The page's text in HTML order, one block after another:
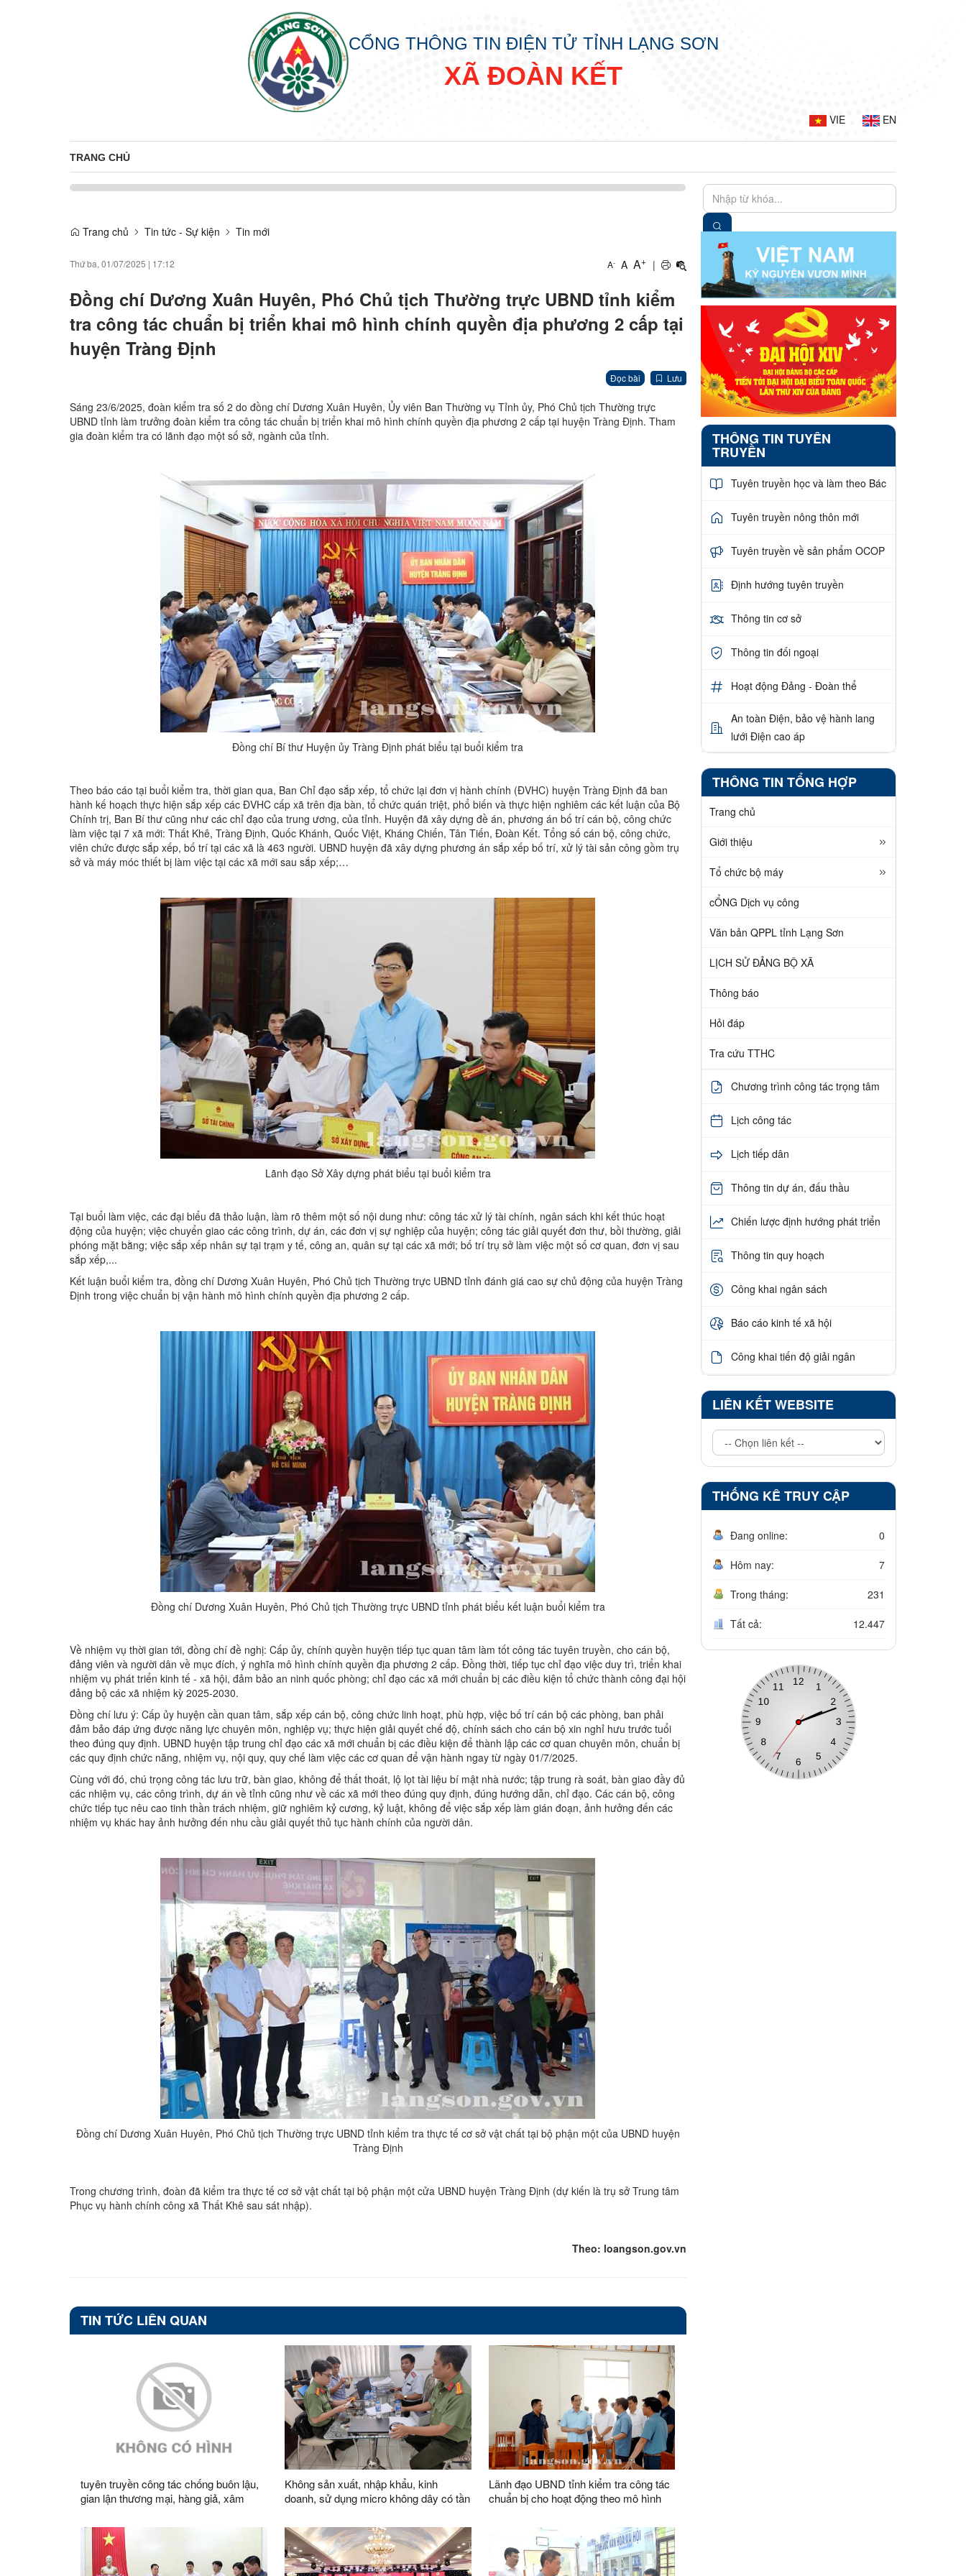
CỔNG THÔNG TIN ĐIỆN TỬ TỈNH LẠNG SƠN
XÃ ĐOÀN KẾT
VIE EN
TRANG CHỦ
Trang chủ Tin tức - Sự kiện Tin mới
Thứ ba, 01/07/2025 | 17:12 A- A A+ |
Đồng chí Dương Xuân Huyên, Phó Chủ tịch Thường trực UBND tỉnh kiểm
tra công tác chuẩn bị triển khai mô hình chính quyền địa phương 2 cấp tại
huyện Tràng Định
Đọc bài Lưu
Sáng 23/6/2025, đoàn kiểm tra số 2 do đồng chí Dương Xuân Huyên, Ủy viên Ban Thường vụ Tỉnh ủy, Phó Chủ tịch Thường trực
UBND tỉnh làm trưởng đoàn kiểm tra công tác chuẩn bị triển khai mô hình chính quyền địa phương 2 cấp tại huyện Tràng Định. Tham
gia đoàn kiểm tra có lãnh đạo một số sở, ngành của tỉnh.
Đồng chí Bí thư Huyện ủy Tràng Định phát biểu tại buổi kiểm tra
Theo báo cáo tại buổi kiểm tra, thời gian qua, Ban Chỉ đạo sắp xếp, tổ chức lại đơn vị hành chính (ĐVHC) huyện Tràng Định đã ban
hành kế hoạch thực hiện sắp xếp các ĐVHC cấp xã trên địa bàn, tổ chức quán triệt, phổ biến và thực hiện nghiêm các kết luận của Bộ
Chính trị, Ban Bí thư cũng như các chỉ đạo của trung ương, của tỉnh. Huyện đã xây dựng đề án, phương án bố trí cán bộ, công chức
làm việc tại 7 xã mới: Thất Khê, Tràng Định, Quốc Khánh, Quốc Việt, Kháng Chiến, Tân Tiến, Đoàn Kết. Tổng số cán bộ, công chức,
viên chức được sắp xếp, bố trí tại các xã là 463 người. UBND huyện đã xây dựng phương án sắp xếp bố trí, xử lý tài sản công gồm trụ
sở và máy móc thiết bị làm việc tại các xã mới sau sắp xếp;…
Lãnh đạo Sở Xây dựng phát biểu tại buổi kiểm tra
Tại buổi làm việc, các đại biểu đã thảo luận, làm rõ thêm một số nội dung như: công tác xử lý tài chính, ngân sách khi kết thúc hoạt
động của huyện; việc chuyển giao các công trình, dự án, các đơn vị sự nghiệp của huyện; công tác giải quyết đơn thư, bồi thường, giải
phóng mặt bằng; việc sắp xếp nhân sự tại trạm y tế, công an, quân sự tại các xã mới; bố trí trụ sở làm việc một số cơ quan, đơn vị sau
sắp xếp,...
Kết luận buổi kiểm tra, đồng chí Dương Xuân Huyên, Phó Chủ tịch Thường trực UBND tỉnh đánh giá cao sự chủ động của huyện Tràng
Định trong việc chuẩn bị vận hành mô hình chính quyền địa phương 2 cấp.
Đồng chí Dương Xuân Huyên, Phó Chủ tịch Thường trực UBND tỉnh phát biểu kết luận buổi kiểm tra
Về nhiệm vụ thời gian tới, đồng chí đề nghị: Cấp ủy, chính quyền huyện tiếp tục quan tâm làm tốt công tác tuyên truyền, cho cán bộ,
đảng viên và người dân về mục đích, ý nghĩa mô hình chính quyền địa phương 2 cấp. Đồng thời, tiếp tục chỉ đạo việc duy trì, triển khai
nhiệm vụ phát triển kinh tế - xã hội, đảm bảo an ninh quốc phòng; chỉ đạo các xã mới chuẩn bị các điều kiện tổ chức thành công đại hội
đảng bộ các xã nhiệm kỳ 2025-2030.
Đồng chí lưu ý: Cấp ủy huyện cần quan tâm, sắp xếp cán bộ, công chức linh hoạt, phù hợp, việc bố trí cán bộ các phòng, ban phải
đảm bảo đáp ứng được năng lực chuyên môn, nghiệp vụ; thực hiện giải quyết chế độ, chính sách cho cán bộ xin nghỉ hưu trước tuổi
theo đúng quy định. UBND huyện tập trung chỉ đạo các xã mới chuẩn bị các điều kiện để thành lập các cơ quan chuyên môn, chuẩn bị
các quy định chức năng, nhiệm vụ, nội quy, quy chế làm việc các cơ quan để vận hành ngay từ ngày 01/7/2025.
Cùng với đó, chú trọng công tác lưu trữ, bàn giao, không để thất thoát, lộ lọt tài liệu bí mật nhà nước; tập trung rà soát, bàn giao đầy đủ
các nhiệm vụ, các công trình, dự án về tỉnh cũng như về các xã mới theo đúng quy định, đúng hướng dẫn, chỉ đạo. Các cán bộ, công
chức tiếp tục nêu cao tinh thần trách nhiệm, giữ nghiêm kỷ cương, kỷ luật, không để việc sắp xếp làm gián đoạn, ảnh hưởng đến các
nhiệm vụ khác hay ảnh hưởng đến nhu cầu giải quyết thủ tục hành chính của người dân.
Đồng chí Dương Xuân Huyên, Phó Chủ tịch Thường trực UBND tỉnh kiểm tra thực tế cơ sở vật chất tại bộ phận một của UBND huyện
Tràng Định
Trong chương trình, đoàn đã kiểm tra thực tế cơ sở vật chất tại bộ phận một cửa UBND huyện Tràng Định (dự kiến là trụ sở Trung tâm
Phục vụ hành chính công xã Thất Khê sau sát nhập).
Theo: loangson.gov.vn
TIN TỨC LIÊN QUAN
tuyên truyền công tác chống buôn lậu,
gian lận thương mại, hàng giả, xâm
2026 - 2030 và cao điểm Tết Nguyên
đán Bính Ngọ 2026
Không sản xuất, nhập khẩu, kinh
doanh, sử dụng micro không dây có tần
Lãnh đạo UBND tỉnh kiểm tra công tác
chuẩn bị cho hoạt động theo mô hình
huyện Văn Lãng
THÔNG TIN TUYÊN
TRUYỀN
Tuyên truyền học và làm theo Bác
Tuyên truyền nông thôn mới
Tuyên truyền về sản phẩm OCOP
Định hướng tuyên truyền
Thông tin cơ sở
Thông tin đối ngoại
Hoạt động Đảng - Đoàn thể
An toàn Điện, bảo vệ hành lang
lưới Điện cao áp
THÔNG TIN TỔNG HỢP
Trang chủ
Giới thiệu
Tổ chức bộ máy
cỔNG Dịch vụ công
Văn bản QPPL tỉnh Lạng Sơn
LỊCH SỬ ĐẢNG BỘ XÃ
Thông báo
Hỏi đáp
Tra cứu TTHC
Chương trình công tác trọng tâm
Lịch công tác
Lịch tiếp dân
Thông tin dự án, đấu thầu
Chiến lược định hướng phát triển
Thông tin quy hoạch
Công khai ngân sách
Báo cáo kinh tế xã hội
Công khai tiến độ giải ngân
LIÊN KẾT WEBSITE
THỐNG KÊ TRUY CẬP
Đang online: 0
Hôm nay: 7
Trong tháng: 231
Tất cả: 12.447